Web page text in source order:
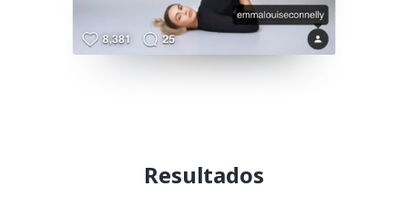
Resultados